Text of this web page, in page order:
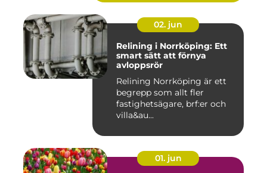
02. jun
Relining i Norrköping: Ett
smart sätt att förnya
avloppsrör
Relining Norrköping är ett
begrepp som allt fler
fastighetsägare, brf:er och
villa&au...
01. jun